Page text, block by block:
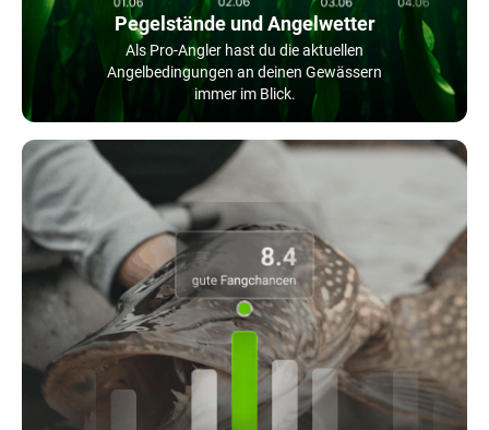
Pegelstände und Angelwetter
Als Pro-Angler hast du die aktuellen
Angelbedingungen an deinen Gewässern
immer im Blick.